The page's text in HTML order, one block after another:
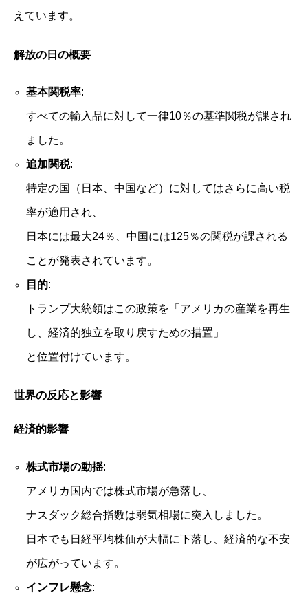
えています。
解放の日の概要
基本関税率:
すべての輸入品に対して一律10％の基準関税が課され
ました。
追加関税:
特定の国（日本、中国など）に対してはさらに高い税
率が適用され、
日本には最大24％、中国には125％の関税が課される
ことが発表されています。
目的:
トランプ大統領はこの政策を「アメリカの産業を再生
し、経済的独立を取り戻すための措置」
と位置付けています。
世界の反応と影響
経済的影響
株式市場の動揺:
アメリカ国内では株式市場が急落し、
ナスダック総合指数は弱気相場に突入しました。
日本でも日経平均株価が大幅に下落し、経済的な不安
が広がっています。
インフレ懸念: